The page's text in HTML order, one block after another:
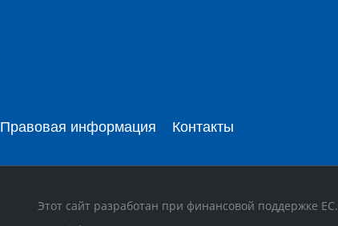
Правовая информация Контакты
Этот сайт разработан при финансовой поддержке ЕС.